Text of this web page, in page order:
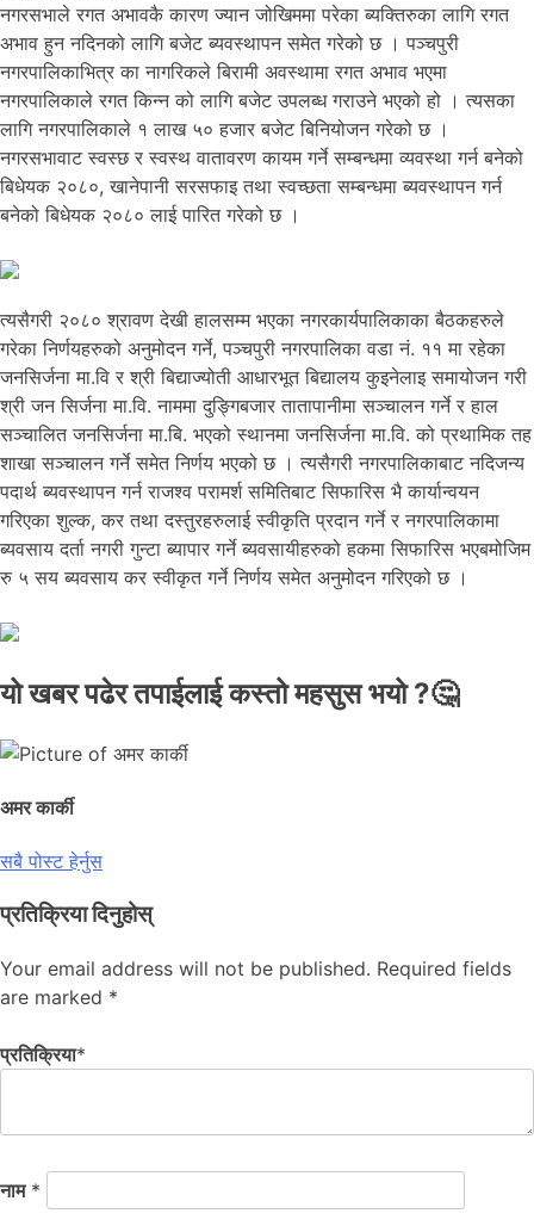
नगरसभाले रगत अभावकै कारण ज्यान जोखिममा परेका ब्यक्तिरुका लागि रगत
अभाव हुन नदिनको लागि बजेट ब्यवस्थापन समेत गरेको छ । पञ्चपुरी
नगरपालिकाभित्र का नागरिकले बिरामी अवस्थामा रगत अभाव भएमा
नगरपालिकाले रगत किन्न को लागि बजेट उपलब्ध गराउने भएको हो । त्यसका
लागि नगरपालिकाले १ लाख ५० हजार बजेट बिनियोजन गरेको छ ।
नगरसभावाट स्वस्छ र स्वस्थ वातावरण कायम गर्ने सम्बन्धमा व्यवस्था गर्न बनेको
बिधेयक २०८०, खानेपानी सरसफाइ तथा स्वच्छता सम्बन्धमा ब्यवस्थापन गर्न
बनेको बिधेयक २०८० लाई पारित गरेको छ ।
त्यसैगरी २०८० श्रावण देखी हालसम्म भएका नगरकार्यपालिकाका बैठकहरुले
गरेका निर्णयहरुको अनुमोदन गर्ने, पञ्चपुरी नगरपालिका वडा नं. ११ मा रहेका
जनसिर्जना मा.वि र श्री बिद्याज्योती आधारभूत बिद्यालय कुइनेलाइ समायोजन गरी
श्री जन सिर्जना मा.वि. नाममा दुङ्गिबजार तातापानीमा सञ्चालन गर्ने र हाल
सञ्चालित जनसिर्जना मा.बि. भएको स्थानमा जनसिर्जना मा.वि. को प्रथामिक तह
शाखा सञ्चालन गर्ने समेत निर्णय भएको छ । त्यसैगरी नगरपालिकाबाट नदिजन्य
पदार्थ ब्यवस्थापन गर्न राजश्व परामर्श समितिबाट सिफारिस भै कार्यान्वयन
गरिएका शुल्क, कर तथा दस्तुरहरुलाई स्वीकृति प्रदान गर्ने र नगरपालिकामा
ब्यवसाय दर्ता नगरी गुन्टा ब्यापार गर्ने ब्यवसायीहरुको हकमा सिफारिस भएबमोजिम
रु ५ सय ब्यवसाय कर स्वीकृत गर्ने निर्णय समेत अनुमोदन गरिएको छ ।
यो खबर पढेर तपाईलाई कस्तो महसुस भयो ?🤔
अमर कार्की
सबै पोस्ट हेर्नुस
प्रतिक्रिया दिनुहोस्
Your email address will not be published. Required fields
are marked *
प्रतिक्रिया*
नाम *